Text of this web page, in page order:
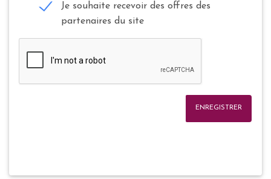
Je souhaite recevoir des offres des
partenaires du site
ENREGISTRER